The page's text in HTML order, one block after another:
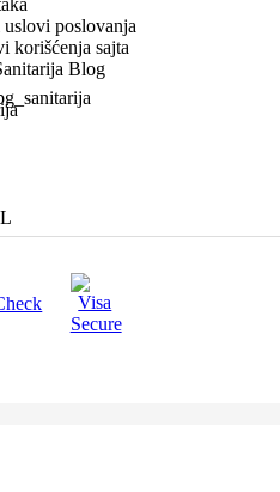
uslovi poslovanja
korišćenja sajta
Blog